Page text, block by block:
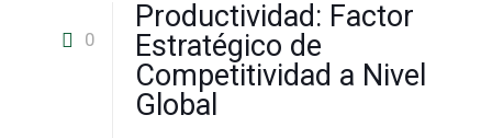
0
Productividad: Factor
Estratégico de
Competitividad a Nivel
Global